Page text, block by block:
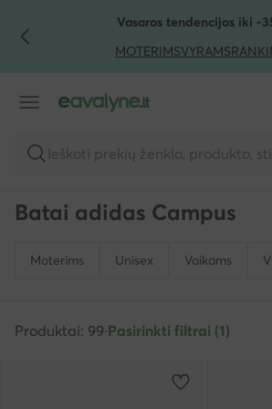
PEREITI PRIE PAGRINDINIO TURINIO
PEREITI Į PAIEŠKĄVasaros tendencijos iki -
MOTERIMSVYRAMS
Ieškoti prekių ženklo, produkto,
Batai adidas Campus
Moterims Unisex Vaikams
Produktai: 99·Pasirinkti filtrai (1)